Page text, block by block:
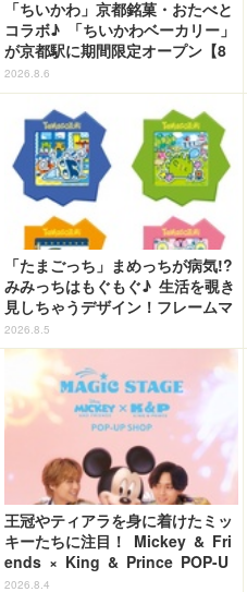
「ちいかわ」京都銘菓・おたべと
コラボ♪ 「ちいかわベーカリー」
が京都駅に期間限定オープン【8
月13日～】
2026.8.6
「たまごっち」まめっちが病気!?
みみっちはもぐもぐ♪ 生活を覗き
見しちゃうデザイン！フレームマ
グネット「ぴたっとフレーム」登
場☆
2026.8.5
王冠やティアラを身に着けたミッ
キーたちに注目！ Mickey & Fri
ends × King & Prince POP-U
P SHOP「MAGIC STAGE」に新
2026.8.4